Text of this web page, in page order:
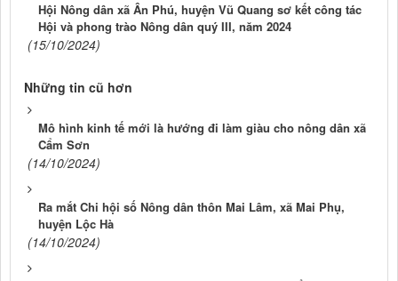
Hội Nông dân xã Ân Phú, huyện Vũ Quang sơ kết công tác
Hội và phong trào Nông dân quý III, năm 2024
(15/10/2024)
Những tin cũ hơn
Mô hình kinh tế mới là hướng đi làm giàu cho nông dân xã
Cẩm Sơn
(14/10/2024)
Ra mắt Chi hội số Nông dân thôn Mai Lâm, xã Mai Phụ,
huyện Lộc Hà
(14/10/2024)